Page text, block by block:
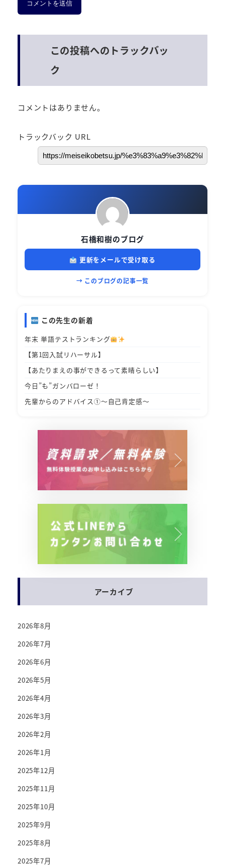
この投稿へのトラックバッ
ク
コメントはありません。
トラックバック URL
石橋和樹のブログ
更新をメールで受け取る
→ このブログの記事一覧
この先生の新着
年末 単語テストランキング
【第1回入試リハーサル】
【あたりまえの事ができるって素晴らしい】
今日”も”ガンバローゼ！
先輩からのアドバイス①～自己肯定感～
アーカイブ
2026年8月
2026年7月
2026年6月
2026年5月
2026年4月
2026年3月
2026年2月
2026年1月
2025年12月
2025年11月
2025年10月
2025年9月
2025年8月
2025年7月